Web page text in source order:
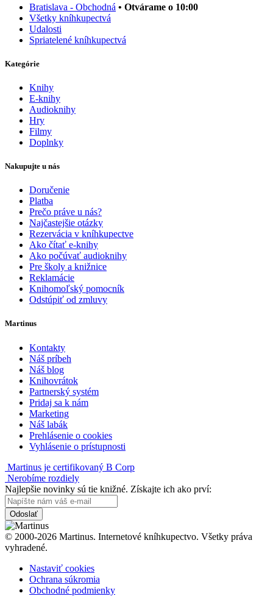
Bratislava - Obchodná • Otvárame o 10:00
Všetky kníhkupectvá
Udalosti
Spriatelené kníhkupectvá
Kategórie
Knihy
E-knihy
Audioknihy
Hry
Filmy
Doplnky
Nakupujte u nás
Doručenie
Platba
Prečo práve u nás?
Najčastejšie otázky
Rezervácia v kníhkupectve
Ako čítať e-knihy
Ako počúvať audioknihy
Pre školy a knižnice
Reklamácie
Knihomoľský pomocník
Odstúpiť od zmluvy
Martinus
Kontakty
Náš príbeh
Náš blog
Knihovrátok
Partnerský systém
Pridaj sa k nám
Marketing
Náš labák
Prehlásenie o cookies
Vyhlásenie o prístupnosti
Martinus je certifikovaný B Corp
Nerobíme rozdiely
Najlepšie novinky sú tie knižné. Získajte ich ako prví:
Odoslať
© 2000-2026 Martinus. Internetové kníhkupectvo. Všetky práva
vyhradené.
Nastaviť cookies
Ochrana súkromia
Obchodné podmienky